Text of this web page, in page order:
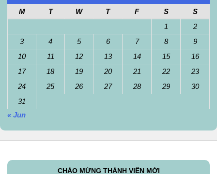
M
T W T F S
S
1
2
3
4 5 6 7 8
9
10
11 12 13 14 15
16
17
18 19 20 21 22
23
24
25 26 27 28 29
30
31
« Jun
CHÀO MỪNG THÀNH VIÊN MỚI